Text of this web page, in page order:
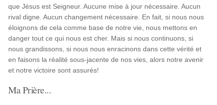
que Jésus est Seigneur. Aucune mise à jour nécessaire. Aucun
rival digne. Aucun changement nécessaire. En fait, si nous nous
éloignons de cela comme base de notre vie, nous mettons en
danger tout ce qui nous est cher. Mais si nous continuons, si
nous grandissons, si nous nous enracinons dans cette vérité et
en faisons la réalité sous-jacente de nos vies, alors notre avenir
et notre victoire sont assurés!
Ma Prière...